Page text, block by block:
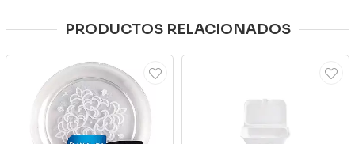
PRODUCTOS RELACIONADOS